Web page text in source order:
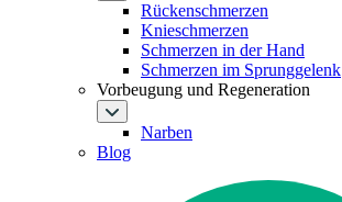
Rückenschmerzen
Knieschmerzen
Schmerzen in der Hand
Schmerzen im Sprunggelenk
Vorbeugung und Regeneration
Narben
Blog